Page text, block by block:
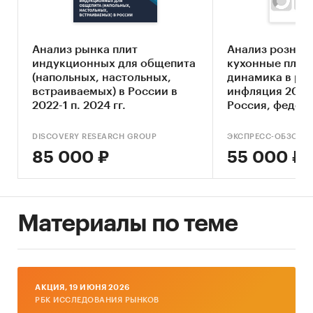
частные инвесторы, планирующие
осуществляющих свою деятельность в сфере
производства газовых котлов.
Отчет содержит 9 таблиц и 44 графика.
Язык отчета – русский.
Категории: Потребительские товары / ... /
Техника для кухни / Газовые и электрические
Россия
Анализ рынка плит
индукционных для общепита
(напольных, настольных,
встраиваемых) в России в
2022-1 п. 2024 гг.
DISCOVERY RESEARCH GROUP
85 000 ₽
Анализ
кухонные
динамика в
инфляция
Россия,
ЭКСПРЕСС-ОБЗОР
55 000 ₽
Материалы по теме
AКЦИЯ, 19 ИЮНЯ 2026
РБК ИССЛЕДОВАНИЯ РЫНКОВ